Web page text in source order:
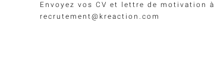
Envoyez vos CV et lettre de motivation à
recrutement@kreaction.com